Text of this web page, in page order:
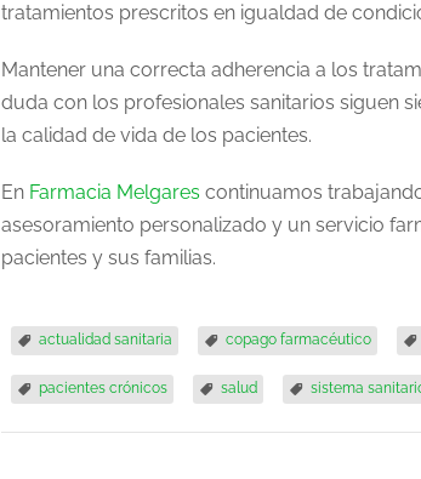
tratamientos prescritos en igualdad de
Mantener una correcta adherencia a los
duda con los profesionales sanitarios siguen
la calidad de vida de los pacientes.
En Farmacia Melgares continuamos
asesoramiento personalizado y un servicio
pacientes y sus familias.
actualidad sanitaria copago farmacéutico
pacientes crónicos salud sistema